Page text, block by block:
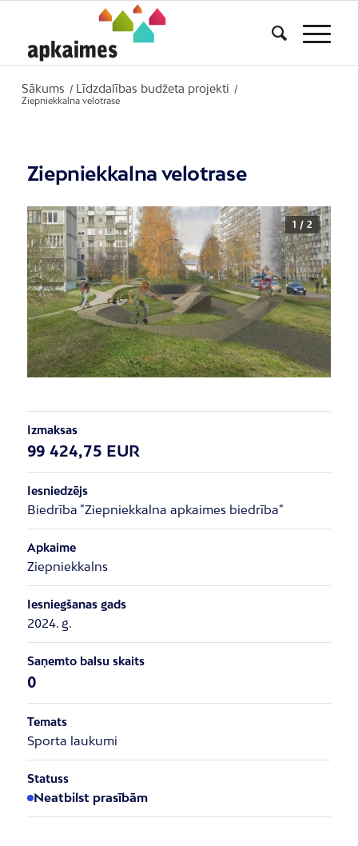
Sākums / Līdzdalības budžeta projekti
/
Ziepniekkalna velotrase
Ziepniekkalna velotrase
1 / 2
Izmaksas
99 424,75 EUR
Iesniedzējs
Biedrība "Ziepniekkalna apkaimes biedrība"
Apkaime
Ziepniekkalns
Iesniegšanas gads
2024. g.
Saņemto balsu skaits
0
Temats
Sporta laukumi
Statuss
Neatbilst prasībām